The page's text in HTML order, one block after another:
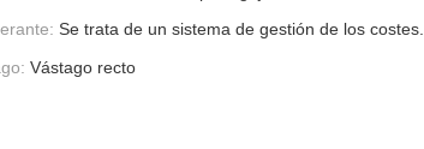
Se trata de un sistema de gestión de los costes.
Vástago recto